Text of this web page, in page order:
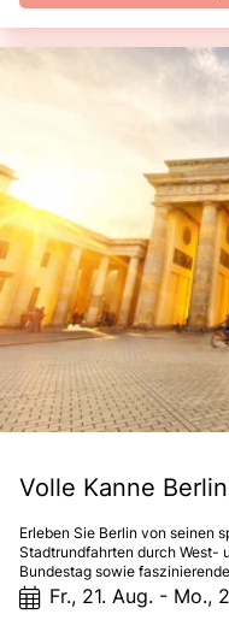
Volle Kanne
Erleben Sie Berlin von seinen
Stadtrundfahrten durch West-
Bundestag sowie
Nikolaiviertel. Eine Spree-
Potsdamer Platz runden das
Fr., 21. Aug. - Mo.,